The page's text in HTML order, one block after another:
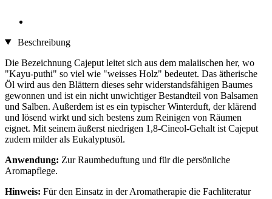
Beschreibung
Die Bezeichnung Cajeput leitet sich aus dem malaiischen her, wo
"Kayu-puthi" so viel wie "weisses Holz" bedeutet. Das ätherische
Öl wird aus den Blättern dieses sehr widerstandsfähigen Baumes
gewonnen und ist ein nicht unwichtiger Bestandteil von Balsamen
und Salben. Außerdem ist es ein typischer Winterduft, der klärend
und lösend wirkt und sich bestens zum Reinigen von Räumen
eignet. Mit seinem äußerst niedrigen 1,8-Cineol-Gehalt ist Cajeput
zudem milder als Eukalyptusöl.
Anwendung: Zur Raumbeduftung und für die persönliche
Aromapflege.
Hinweis: Für den Einsatz in der Aromatherapie die Fachliteratur